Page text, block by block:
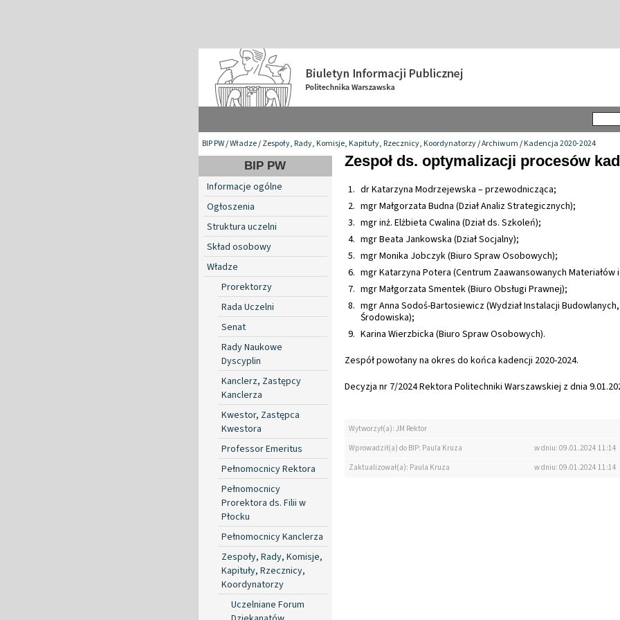
BIP PW/Władze/Zespoły, Rady, Komisje, Kapituły, Rzecznicy, Koordynatorzy/Archiwum/Kadencja 2020-2024
BIP PW
Informacje ogólne
Ogłoszenia
Struktura uczelni
Skład osobowy
Władze
Prorektorzy
Rada Uczelni
Senat
Rady Naukowe
Dyscyplin
Kanclerz, Zastępcy
Kanclerza
Kwestor, Zastępca
Kwestora
Professor Emeritus
Pełnomocnicy Rektora
Pełnomocnicy
Prorektora ds. Filii w
Płocku
Pełnomocnicy Kanclerza
Zespoły, Rady, Komisje,
Kapituły, Rzecznicy,
Koordynatorzy
Uczelniane Forum
Zespoł ds. optymalizacji procesów
dr Katarzyna Modrzejewska – przewodnicząca;
mgr Małgorzata Budna (Dział Analiz Strategicznych);
mgr inż. Elżbieta Cwalina (Dział ds. Szkoleń);
mgr Beata Jankowska (Dział Socjalny);
mgr Monika Jobczyk (Biuro Spraw Osobowych);
mgr Katarzyna Potera (Centrum Zaawansowanych Materiałów
mgr Małgorzata Smentek (Biuro Obsługi Prawnej);
mgr Anna Sodoś-Bartosiewicz (Wydział Instalacji
Środowiska);
Karina Wierzbicka (Biuro Spraw Osobowych).
Zespół powołany na okres do końca kadencji 2020-2024.
Decyzja nr 7/2024 Rektora Politechniki Warszawskiej z dnia
Wytworzył(a): JM Rektor
Wprowadził(a) do BIP: Paula Kruza
w dniu: 09.01.2024 11:14
Zaktualizował(a): Paula Kruza
w dniu: 09.01.2024 11:14